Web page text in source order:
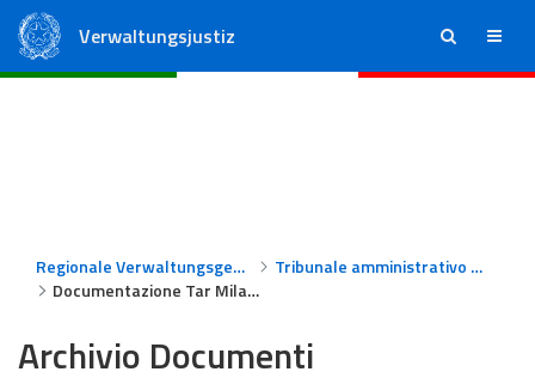
Verwaltungsjustiz ricerca menu
Regionale Verwaltungsgerichte
Tribunale amministrativo regionale per la Lombardia - Milano
Documentazione Tar Milano
Archivio Documenti